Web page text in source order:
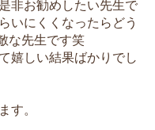
非お勧めしたい先生で
いにくくなったらどう
な先生です笑
嬉しい結果ばかりでし
す。